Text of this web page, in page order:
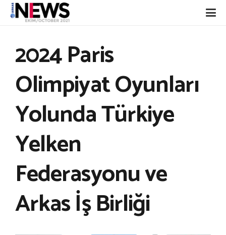
2024 Paris
Olimpiyat Oyunları
Yolunda Türkiye
Yelken
Federasyonu ve
Arkas İş Birliği